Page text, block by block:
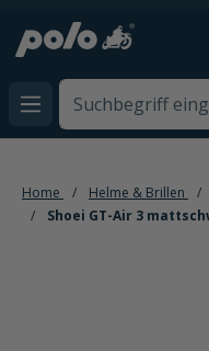
springen
Home Helme & Brillen
Shoei GT-Air 3